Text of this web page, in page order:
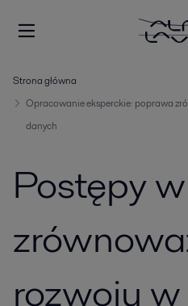
Strona główna
Opracowanie eksperckie: poprawa
danych
Postępy
rozwoju